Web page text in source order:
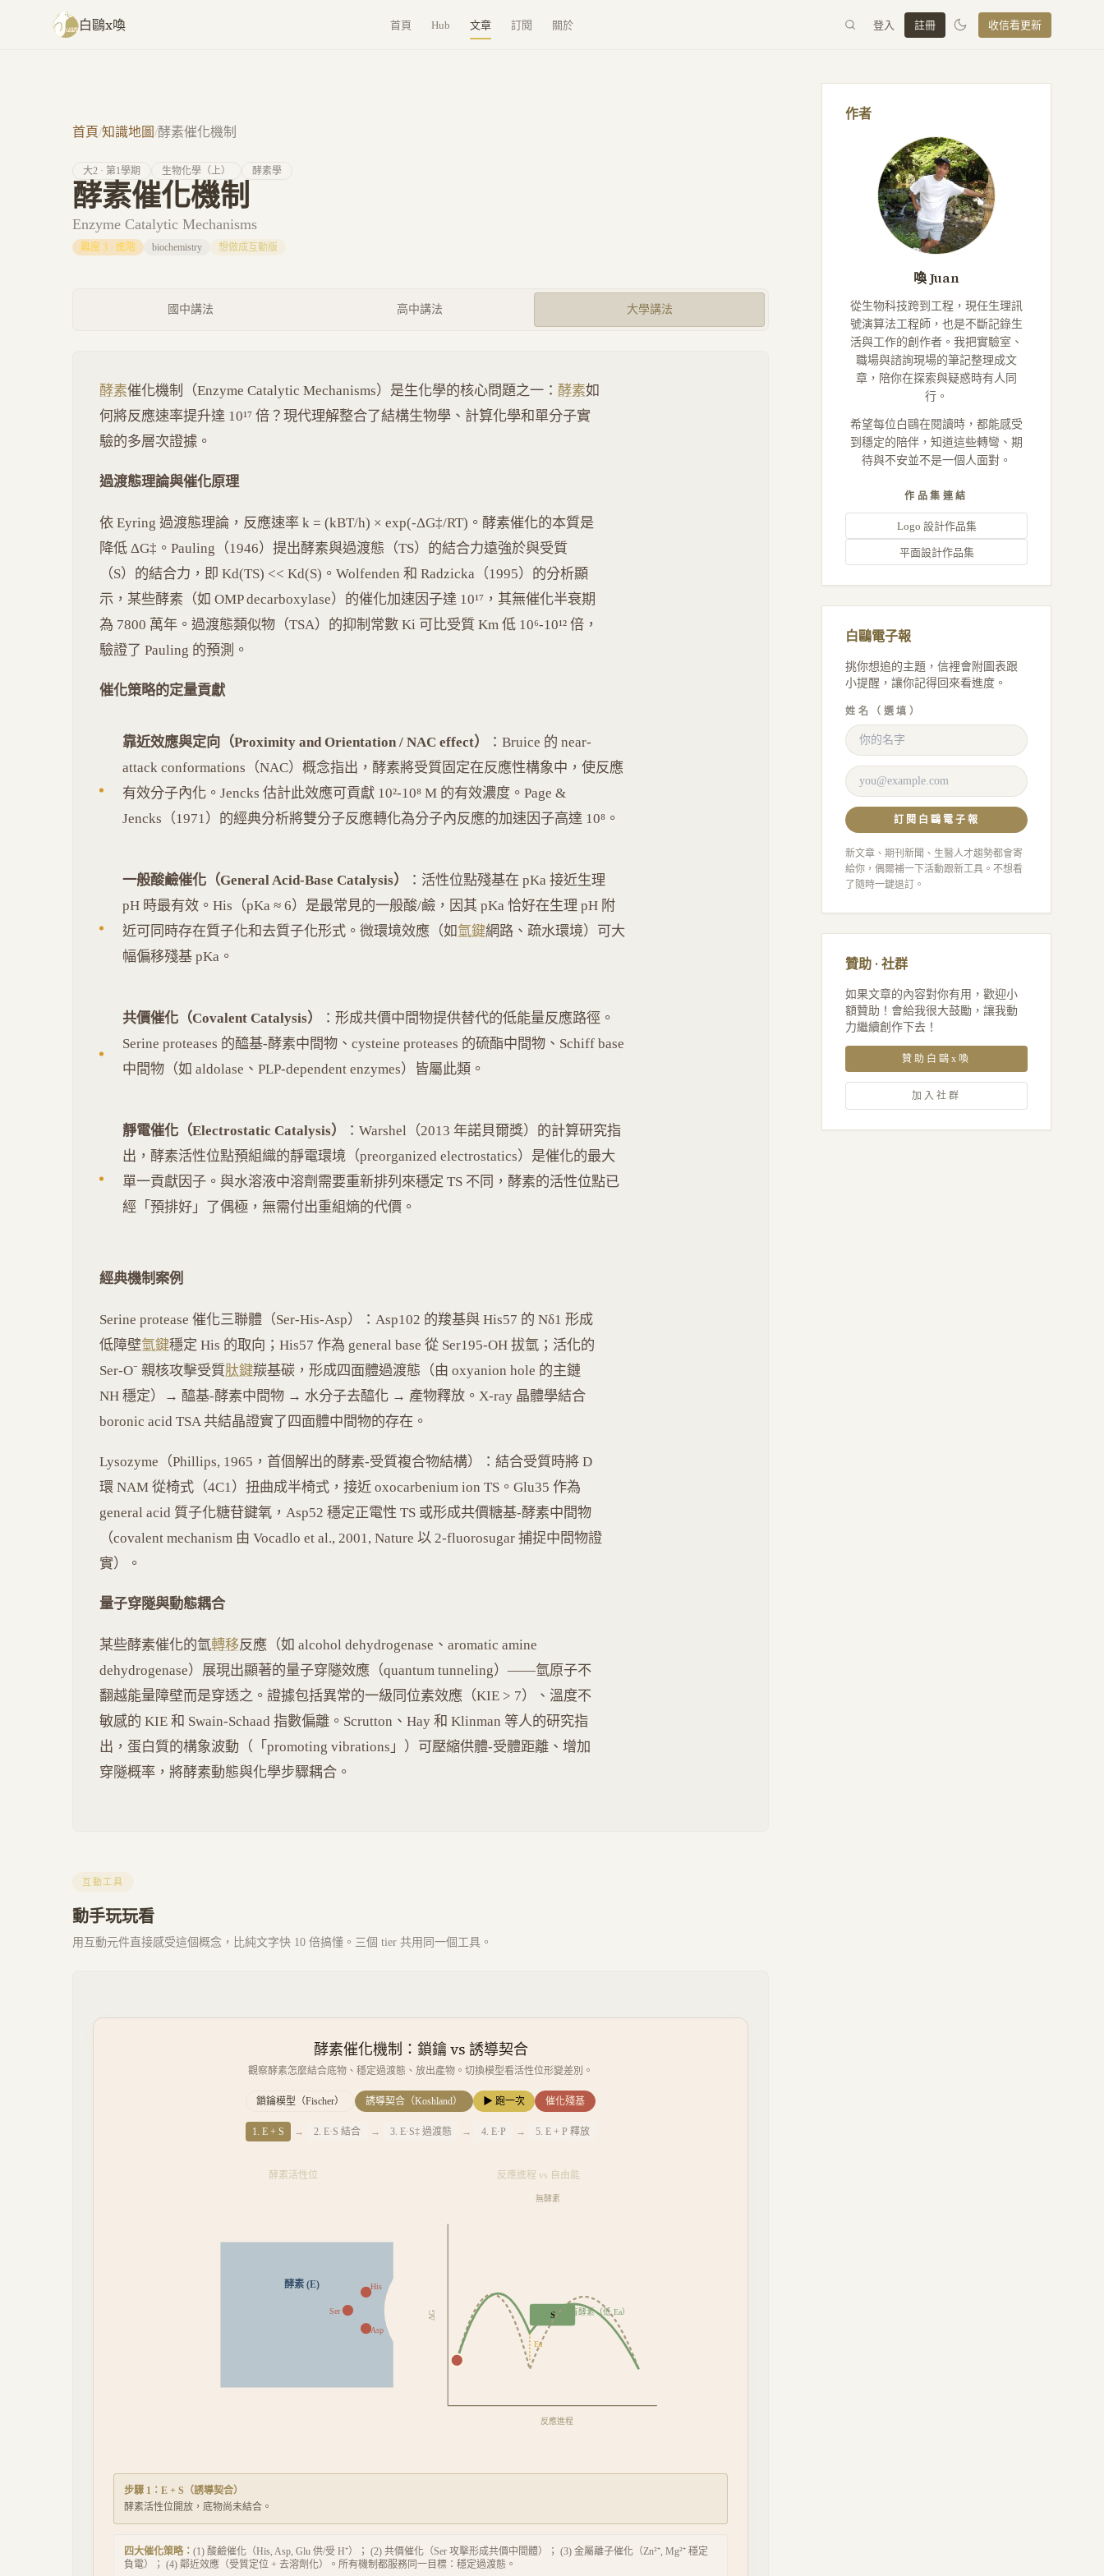
跳至主要內容
白鷗x喚 首頁 Hub 文章 訂閱 關於 登入 註冊 收信看更新
首頁/知識地圖/酵素催化機制
大2 · 第1學期 生物化學（上） 酵素學
酵素催化機制
Enzyme Catalytic Mechanisms
難度 3 · 進階 biochemistry 想做成互動版
國中講法 高中講法 大學講法
酵素催化機制（Enzyme Catalytic Mechanisms）是生化學的核心問題之一： 酵素如
何將反應速率提升達 10¹⁷ 倍？現代理解整合了結構生物學、計算化學和單分子實
驗的多層次證據。
過渡態理論與催化原理
依 Eyring 過渡態理論，反應速率 k = (kBT/h) × exp(-ΔG‡/RT)。酵素催化的本質是
降低 ΔG‡。Pauling（1946）提出酵素與過渡態（TS）的結合力遠強於與受質
（S）的結合力，即 Kd(TS) << Kd(S)。Wolfenden 和 Radzicka（1995）的分析顯
示，某些酵素（如 OMP decarboxylase）的催化加速因子達 10¹⁷，其無催化半衰期
為 7800 萬年。過渡態類似物（TSA）的抑制常數 Ki 可比受質 Km 低 10⁶-10¹² 倍，
驗證了 Pauling 的預測。
催化策略的定量貢獻
靠近效應與定向（Proximity and Orientation / NAC effect）
：Bruice 的 near-
attack conformations（NAC）概念指出，酵素將受質固定在反應性構象中，使反應
有效分子內化。Jencks 估計此效應可貢獻 10²-10⁸ M 的有效濃度。Page &
Jencks（1971）的經典分析將雙分子反應轉化為分子內反應的加速因子高達 10⁸。
一般酸鹼催化（General Acid-Base Catalysis）
：活性位點殘基在 pKa 接近生理
pH 時最有效。His（pKa ≈ 6）是最常見的一般酸/鹼，因其 pKa 恰好在生理 pH 附
近可同時存在質子化和去質子化形式。微環境效應（如氫鍵網路、疏水環境）可大
幅偏移殘基 pKa。
共價催化（Covalent Catalysis）
：形成共價中間物提供替代的低能量反應路徑。
Serine proteases 的醯基-酵素中間物、cysteine proteases 的硫酯中間物、Schiff base
中間物（如 aldolase、PLP-dependent enzymes）皆屬此類。
靜電催化（Electrostatic Catalysis）
：Warshel（2013 年諾貝爾獎）的計算研究指
出，酵素活性位點預組織的靜電環境（preorganized electrostatics）是催化的最大
單一貢獻因子。與水溶液中溶劑需要重新排列來穩定 TS 不同，酵素的活性位點已
經「預排好」了偶極，無需付出重組熵的代價。
經典機制案例
Serine protease 催化三聯體（Ser-His-Asp）：Asp102 的羧基與 His57 的 Nδ1 形成
低障壁氫鍵穩定 His 的取向；His57 作為 general base 從 Ser195-OH 拔氫；活化的
Ser-O⁻ 親核攻擊受質肽鍵羰基碳，形成四面體過渡態（由 oxyanion hole 的主鏈
NH 穩定）→ 醯基-酵素中間物 → 水分子去醯化 → 產物釋放。X-ray 晶體學結合
boronic acid TSA 共結晶證實了四面體中間物的存在。
Lysozyme（Phillips, 1965，首個解出的酵素-受質複合物結構）：結合受質時將 D
環 NAM 從椅式（4C1）扭曲成半椅式，接近 oxocarbenium ion TS。Glu35 作為
general acid 質子化糖苷鍵氧，Asp52 穩定正電性 TS 或形成共價糖基-酵素中間物
（covalent mechanism 由 Vocadlo et al., 2001, Nature 以 2-fluorosugar 捕捉中間物證
實）。
量子穿隧與動態耦合
某些酵素催化的氫轉移反應（如 alcohol dehydrogenase、aromatic amine
dehydrogenase）展現出顯著的量子穿隧效應（quantum tunneling）——氫原子不
翻越能量障壁而是穿透之。證據包括異常的一級同位素效應（KIE > 7）、溫度不
敏感的 KIE 和 Swain-Schaad 指數偏離。Scrutton、Hay 和 Klinman 等人的研究指
出，蛋白質的構象波動（「promoting vibrations」）可壓縮供體-受體距離、增加
穿隧概率，將酵素動態與化學步驟耦合。
互動工具
動手玩玩看
用互動元件直接感受這個概念，比純文字快 10 倍搞懂。三個 tier 共用同一個工具。
酵素催化機制：鎖鑰 vs 誘導契合
觀察酵素怎麼結合底物、穩定過渡態、放出產物。切換模型看活性位形變差別。
鎖鑰模型（Fischer） 誘導契合（Koshland） ▶ 跑一次 催化殘基
1. E + S → 2. E·S 結合 → 3. E·S‡ 過渡態 → 4. E·P → 5. E + P 釋放
酵素活性位
酵素 (E) His
Asp
Ser S
反應進程 vs 自由能
反應進程
ΔG
無酵素
有酵素（低 Ea）
Ea
步驟 1 ： E + S （誘導契合）
酵素活性位開放，底物尚未結合。
四大催化策略： (1) 酸鹼催化（His, Asp, Glu 供/受 H⁺）； (2) 共價催化（Ser 攻擊形成共價中間體）； (3) 金屬離子催化（Zn²⁺, Mg²⁺ 穩定
負電）； (4) 鄰近效應（受質定位 + 去溶劑化）。所有機制都服務同一目標：穩定過渡態。
作者
喚 Juan
從生物科技跨到工程，現任生理訊
號演算法工程師，也是不斷記錄生
活與工作的創作者。我把實驗室、
職場與諮詢現場的筆記整理成文
章，陪你在探索與疑惑時有人同
行。
希望每位白鷗在閱讀時，都能感受
到穩定的陪伴，知道這些轉彎、期
待與不安並不是一個人面對。
作品集連結
Logo 設計作品集
平面設計作品集
白鷗電子報
挑你想追的主題，信裡會附圖表跟
小提醒，讓你記得回來看進度。
姓名（選填）
訂閱白鷗電子報
新文章、期刊新聞、生醫人才趨勢都會寄
給你，偶爾補一下活動跟新工具。不想看
了隨時一鍵退訂。
贊助 · 社群
如果文章的內容對你有用，歡迎小
額贊助！會給我很大鼓勵，讓我動
力繼續創作下去！
贊助白鷗x喚
加入社群